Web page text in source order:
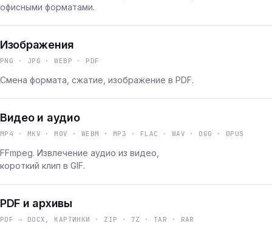
офисными форматами.
Изображения
PNG · JPG · WEBP · PDF
Смена формата, сжатие, изображение в PDF.
Видео и аудио
MP4 · MKV · MOV · WEBM · MP3 · FLAC · WAV · OGG · OPUS
FFmpeg. Извлечение аудио из видео,
короткий клип в GIF.
PDF и архивы
PDF → DOCX, КАРТИНКИ · ZIP · 7Z · TAR · RAR